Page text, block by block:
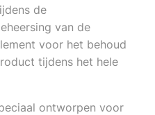
de
van de
voor het behoud
tijdens het hele
ontworpen voor